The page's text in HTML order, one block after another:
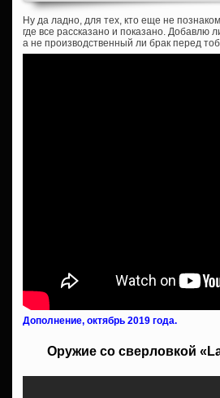
Ну да ладно, для тех, кто еще не
где все рассказано и показано.
а не производственный ли брак перед
Дополнение, октябрь 2019 года.
Оружие со сверловкой